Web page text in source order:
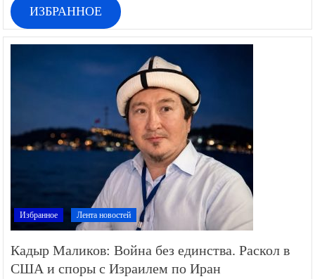
ИЗБРАННОЕ
Избранное Лента новостей
Кадыр Маликов: Война без единства. Раскол в
США и споры с Израилем по Иран